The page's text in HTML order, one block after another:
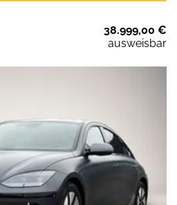
38.999,00 €
ausweisbar